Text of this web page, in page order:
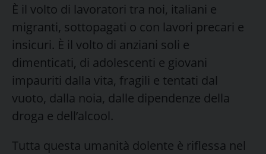
È il volto di lavoratori tra noi, italiani e
migranti, sottopagati o con lavori precari e
insicuri. È il volto di anziani soli e
dimenticati, di adolescenti e giovani
impauriti dalla vita, fragili e tentati dal
vuoto, dalla noia, dalle dipendenze della
droga e dell’alcool.
Tutta questa umanità dolente è riflessa nel